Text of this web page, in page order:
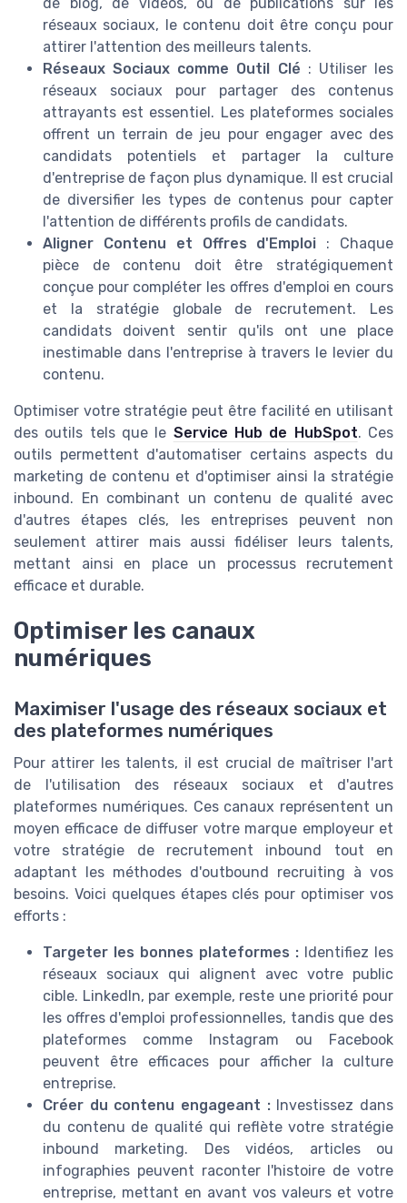
réseaux sociaux, le contenu doit être conçu pour
attirer l'attention des meilleurs talents.
Réseaux Sociaux comme Outil Clé : Utiliser les
réseaux sociaux pour partager des contenus
attrayants est essentiel. Les plateformes sociales
offrent un terrain de jeu pour engager avec des
candidats potentiels et partager la culture
d'entreprise de façon plus dynamique. Il est crucial
de diversifier les types de contenus pour capter
l'attention de différents profils de candidats.
Aligner Contenu et Offres d'Emploi : Chaque
pièce de contenu doit être stratégiquement
conçue pour compléter les offres d'emploi en cours
et la stratégie globale de recrutement. Les
candidats doivent sentir qu'ils ont une place
inestimable dans l'entreprise à travers le levier du
contenu.
Optimiser votre stratégie peut être facilité en utilisant
des outils tels que le Service Hub de HubSpot. Ces
outils permettent d'automatiser certains aspects du
marketing de contenu et d'optimiser ainsi la stratégie
inbound. En combinant un contenu de qualité avec
d'autres étapes clés, les entreprises peuvent non
seulement attirer mais aussi fidéliser leurs talents,
mettant ainsi en place un processus recrutement
efficace et durable.
Optimiser les canaux
numériques
Maximiser l'usage des réseaux sociaux et
des plateformes numériques
Pour attirer les talents, il est crucial de maîtriser l'art
de l'utilisation des réseaux sociaux et d'autres
plateformes numériques. Ces canaux représentent un
moyen efficace de diffuser votre marque employeur et
votre stratégie de recrutement inbound tout en
adaptant les méthodes d'outbound recruiting à vos
besoins. Voici quelques étapes clés pour optimiser vos
efforts :
Targeter les bonnes plateformes : Identifiez les
réseaux sociaux qui alignent avec votre public
cible. LinkedIn, par exemple, reste une priorité pour
les offres d'emploi professionnelles, tandis que des
plateformes comme Instagram ou Facebook
peuvent être efficaces pour afficher la culture
entreprise.
Créer du contenu engageant :Investissez dans
du contenu de qualité qui reflète votre stratégie
inbound marketing. Des vidéos, articles ou
infographies peuvent raconter l'histoire de votre
entreprise, mettant en avant vos valeurs et votre